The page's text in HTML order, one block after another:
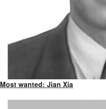
Most wanted: Jian Xia